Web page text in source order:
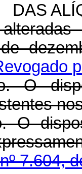
DAS
O
O
7.604,